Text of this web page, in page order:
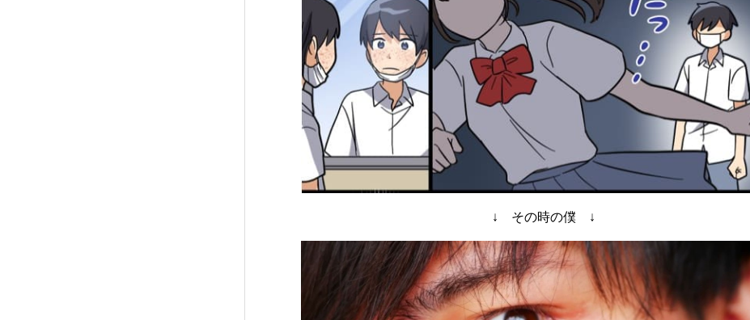
↓ その時の僕 ↓